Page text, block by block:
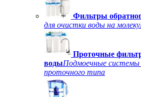
Фильтры
для очистки воды на
Проточные
водыПодмоечные
проточного типа